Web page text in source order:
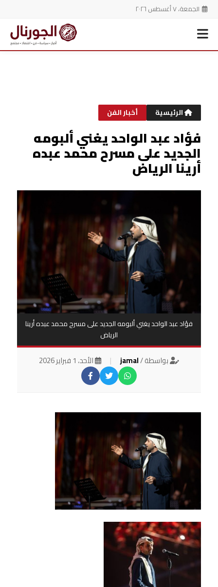
الجمعة، ٧ أغسطس ٢٠٢٦
الرئيسية أخبار الفن
فؤاد عبد الواحد يغني ألبومه
الجديد على مسرح محمد عبده
أرينا الرياض
فؤاد عبد الواحد يغني ألبومه الجديد على مسرح محمد عبده أرينا
الرياض
بواسطة /jamal
| الأحد، 1 فبراير 2026